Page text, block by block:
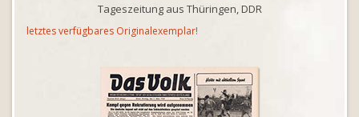
Tageszeitung aus Thüringen, DDR
letztes verfügbares Originalexemplar!